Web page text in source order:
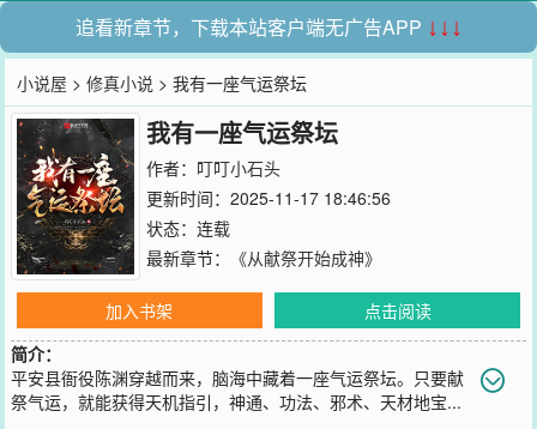
追看新章节，下载本站客户端无广告APP ↓↓↓
小说屋 >修真小说 > 我有一座气运祭坛
我有一座气运祭坛
作者： 叮叮小石头
更新时间：2025-11-17 18:46:56
状态：连载
最新章节：
《从献祭开始成神》
加入书架
点击阅读
简介：
平安县衙役陈渊穿越而来，脑海中藏着一座气运祭坛。只要献
祭气运，就能获得天机指引，神通、功法、邪术、天材地宝...